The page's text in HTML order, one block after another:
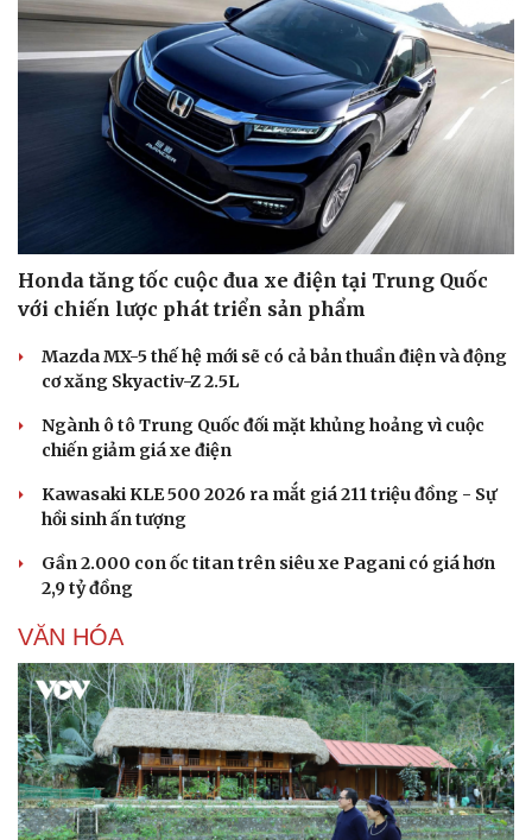
Văn hóa
Sân khấu - Điện ảnh
Văn học
Âm nhạc
Giải trí
Nghệ sĩ
Thời trang
Honda tăng tốc cuộc đua xe điện tại Trung Quốc
với chiến lược phát triển sản phẩm
Mazda MX-5 thế hệ mới sẽ có cả bản thuần điện và động
cơ xăng Skyactiv-Z 2.5L
Ngành ô tô Trung Quốc đối mặt khủng hoảng vì cuộc
chiến giảm giá xe điện
Kawasaki KLE 500 2026 ra mắt giá 211 triệu đồng - Sự
hồi sinh ấn tượng
Gần 2.000 con ốc titan trên siêu xe Pagani có giá hơn
2,9 tỷ đồng
VĂN HÓA